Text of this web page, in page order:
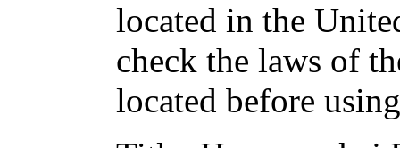
located in the
check the laws of
located before